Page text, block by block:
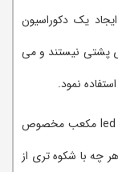
یک دکوراسیون
پشتی نیستند و می
نمود.
در کنار اجاره این صندلی یا نیمکت بهتر از میزهای led مکعب مخصوص
چه با شکوه تری از